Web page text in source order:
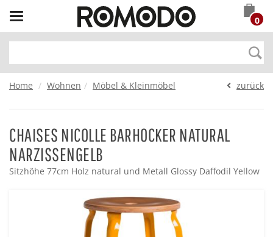
Toggle
navigation
0
Home Wohnen Möbel & Kleinmöbel zurück
CHAISES NICOLLE BARHOCKER NATURAL
NARZISSENGELB
Sitzhöhe 77cm Holz natural und Metall Glossy Daffodil Yellow